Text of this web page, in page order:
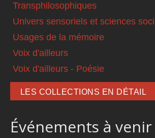
Transphilosophiques
Univers sensoriels et sciences
Usages de la mémoire
Voix d'ailleurs
Voix d'ailleurs - Poésie
LES COLLECTIONS EN DÉTAIL
Événements à venir